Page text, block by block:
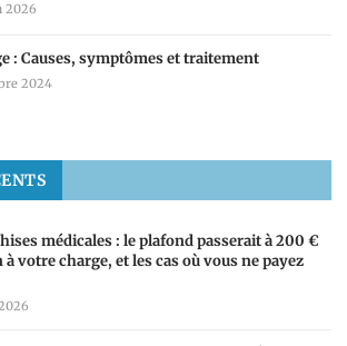
2026
: Causes, symptômes et traitement
2024
médicales : le plafond passerait à 200 €
à votre charge, et les cas où vous ne payez